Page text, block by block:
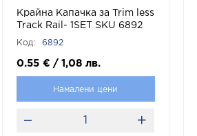
Крайна Капачка за Trim less
Track Rail- 1SET SKU 6892
V-TAC
Код: 6892
0.55 € / 1,08 лв.
Намалени цени